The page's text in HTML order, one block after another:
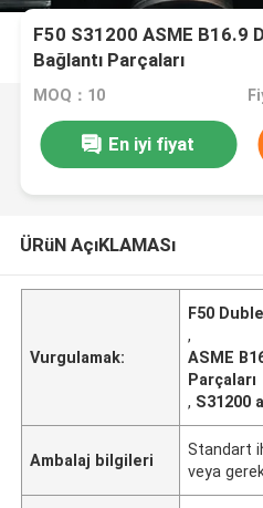
F50 S31200 ASME B16.9
Bağlantı Parçaları
MOQ：10
En iyi fiyat
ÜRüN AçıKLAMASı
Vurgulamak:
F50
,
ASME
Parçaları
, S31200
Ambalaj bilgileri
Standart
veya